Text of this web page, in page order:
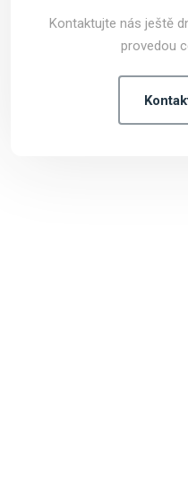
Kontaktujte nás ještě
provedou